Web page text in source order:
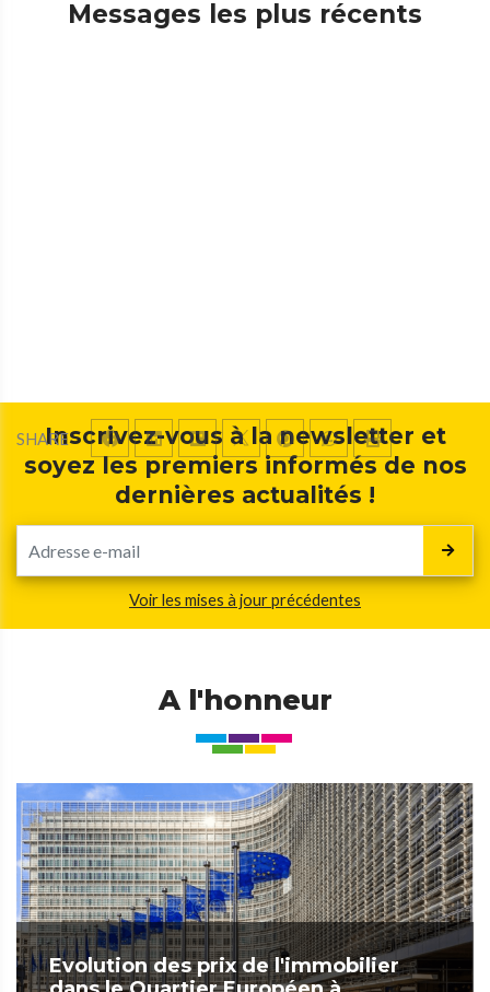
SHARE
Messages les plus récents
Inscrivez-vous à la newsletter et
soyez les premiers informés de nos
dernières actualités !
Voir les mises à jour précédentes
A l'honneur
Evolution des prix de l'immobilier